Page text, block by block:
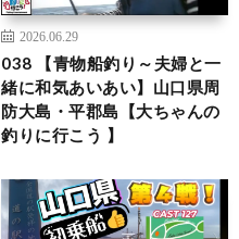
2026.06.29
038 【青物船釣り～夫婦と一
緒に和気あいあい】山口県周
防大島・平郡島【大ちゃんの
釣りに行こう 】